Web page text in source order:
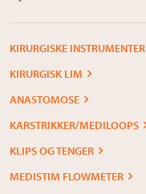
KIRURGISKE INSTRUMENTER
KIRURGISK LIM
ANASTOMOSE
KARSTRIKKER/MEDILOOPS
KLIPS OG TENGER
MEDISTIM FLOWMETER